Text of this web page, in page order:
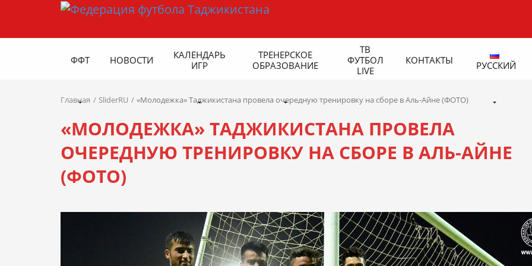
ФФТ НОВОСТИ
КАЛЕНДАРЬ
ИГР
ТРЕНЕРСКОЕ
ОБРАЗОВАНИЕ
ТВ
ФУТБОЛ
LIVE
КОНТАКТЫ РУССКИЙ
Главная SliderRU «Молодежка» Таджикистана провела очередную тренировку на сборе в Аль-Айне (ФОТО)
«МОЛОДЕЖКА» ТАДЖИКИСТАНА ПРОВЕЛА
ОЧЕРЕДНУЮ ТРЕНИРОВКУ НА СБОРЕ В АЛЬ-АЙНЕ
(ФОТО)